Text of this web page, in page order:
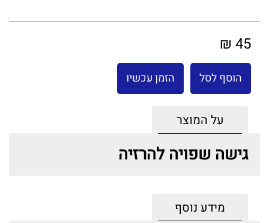
45 ₪
הוסף לסל הזמן עכשיו
על המוצר
גישה שפויה להרזיה
מידע נוסף